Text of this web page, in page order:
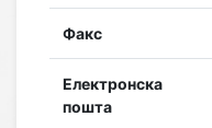
Факс
Електронска
пошта